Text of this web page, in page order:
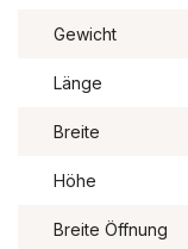
Gewicht
Länge
Breite
Höhe
Breite Öffnung